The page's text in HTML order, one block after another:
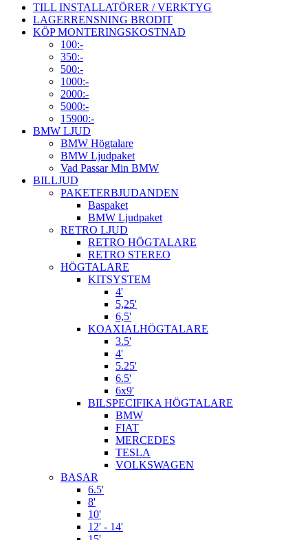
TILL INSTALLATÖRER / VERKTYG
LAGERRENSNING BRODIT
KÖP MONTERINGSKOSTNAD
100:-
350:-
500:-
1000:-
2000:-
5000:-
15900:-
BMW LJUD
BMW Högtalare
BMW Ljudpaket
Vad Passar Min BMW
BILLJUD
PAKETERBJUDANDEN
Baspaket
BMW Ljudpaket
RETRO LJUD
RETRO HÖGTALARE
RETRO STEREO
HÖGTALARE
KITSYSTEM
4'
5,25'
6,5'
KOAXIALHÖGTALARE
3.5'
4'
5.25'
6.5'
6x9'
BILSPECIFIKA HÖGTALARE
BMW
FIAT
MERCEDES
TESLA
VOLKSWAGEN
BASAR
6.5'
8'
10'
12' - 14'